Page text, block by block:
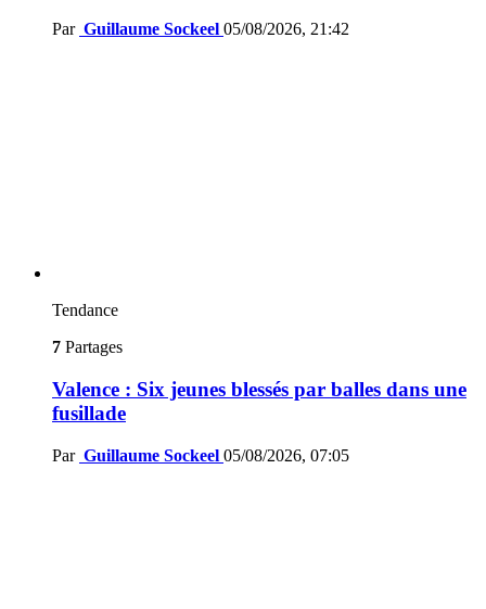
Par Guillaume Sockeel 05/08/2026, 21:42
Tendance
7 Partages
Valence : Six jeunes blessés par balles dans une
fusillade
Par Guillaume Sockeel 05/08/2026, 07:05